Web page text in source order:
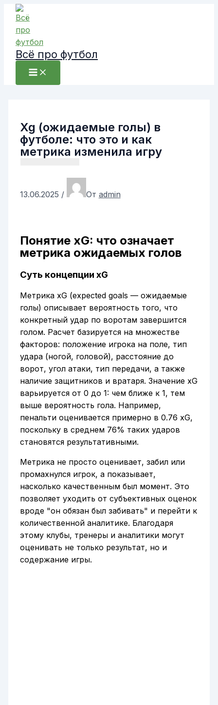
Перейти
содержимому
Всё про футбол
Xg (ожидаемые голы) в
футболе: что это и как
метрика изменила игру
13.06.2025 / От admin
Понятие xG: что означает
метрика ожидаемых голов
Суть концепции xG
Метрика xG (expected goals — ожидаемые
голы) описывает вероятность того, что
конкретный удар по воротам завершится
голом. Расчет базируется на множестве
факторов: положение игрока на поле, тип
удара (ногой, головой), расстояние до
ворот, угол атаки, тип передачи, а также
наличие защитников и вратаря. Значение xG
варьируется от 0 до 1: чем ближе к 1, тем
выше вероятность гола. Например,
пенальти оценивается примерно в 0.76 xG,
поскольку в среднем 76% таких ударов
становятся результативными.
Метрика не просто оценивает, забил или
промахнулся игрок, а показывает,
насколько качественным был момент. Это
позволяет уходить от субъективных оценок
вроде "он обязан был забивать" и перейти к
количественной аналитике. Благодаря
этому клубы, тренеры и аналитики могут
оценивать не только результат, но и
содержание игры.